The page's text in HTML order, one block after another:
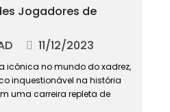
Jogadores de
11/12/2023
icônica no mundo do xadrez,
inquestionável na história
uma carreira repleta de